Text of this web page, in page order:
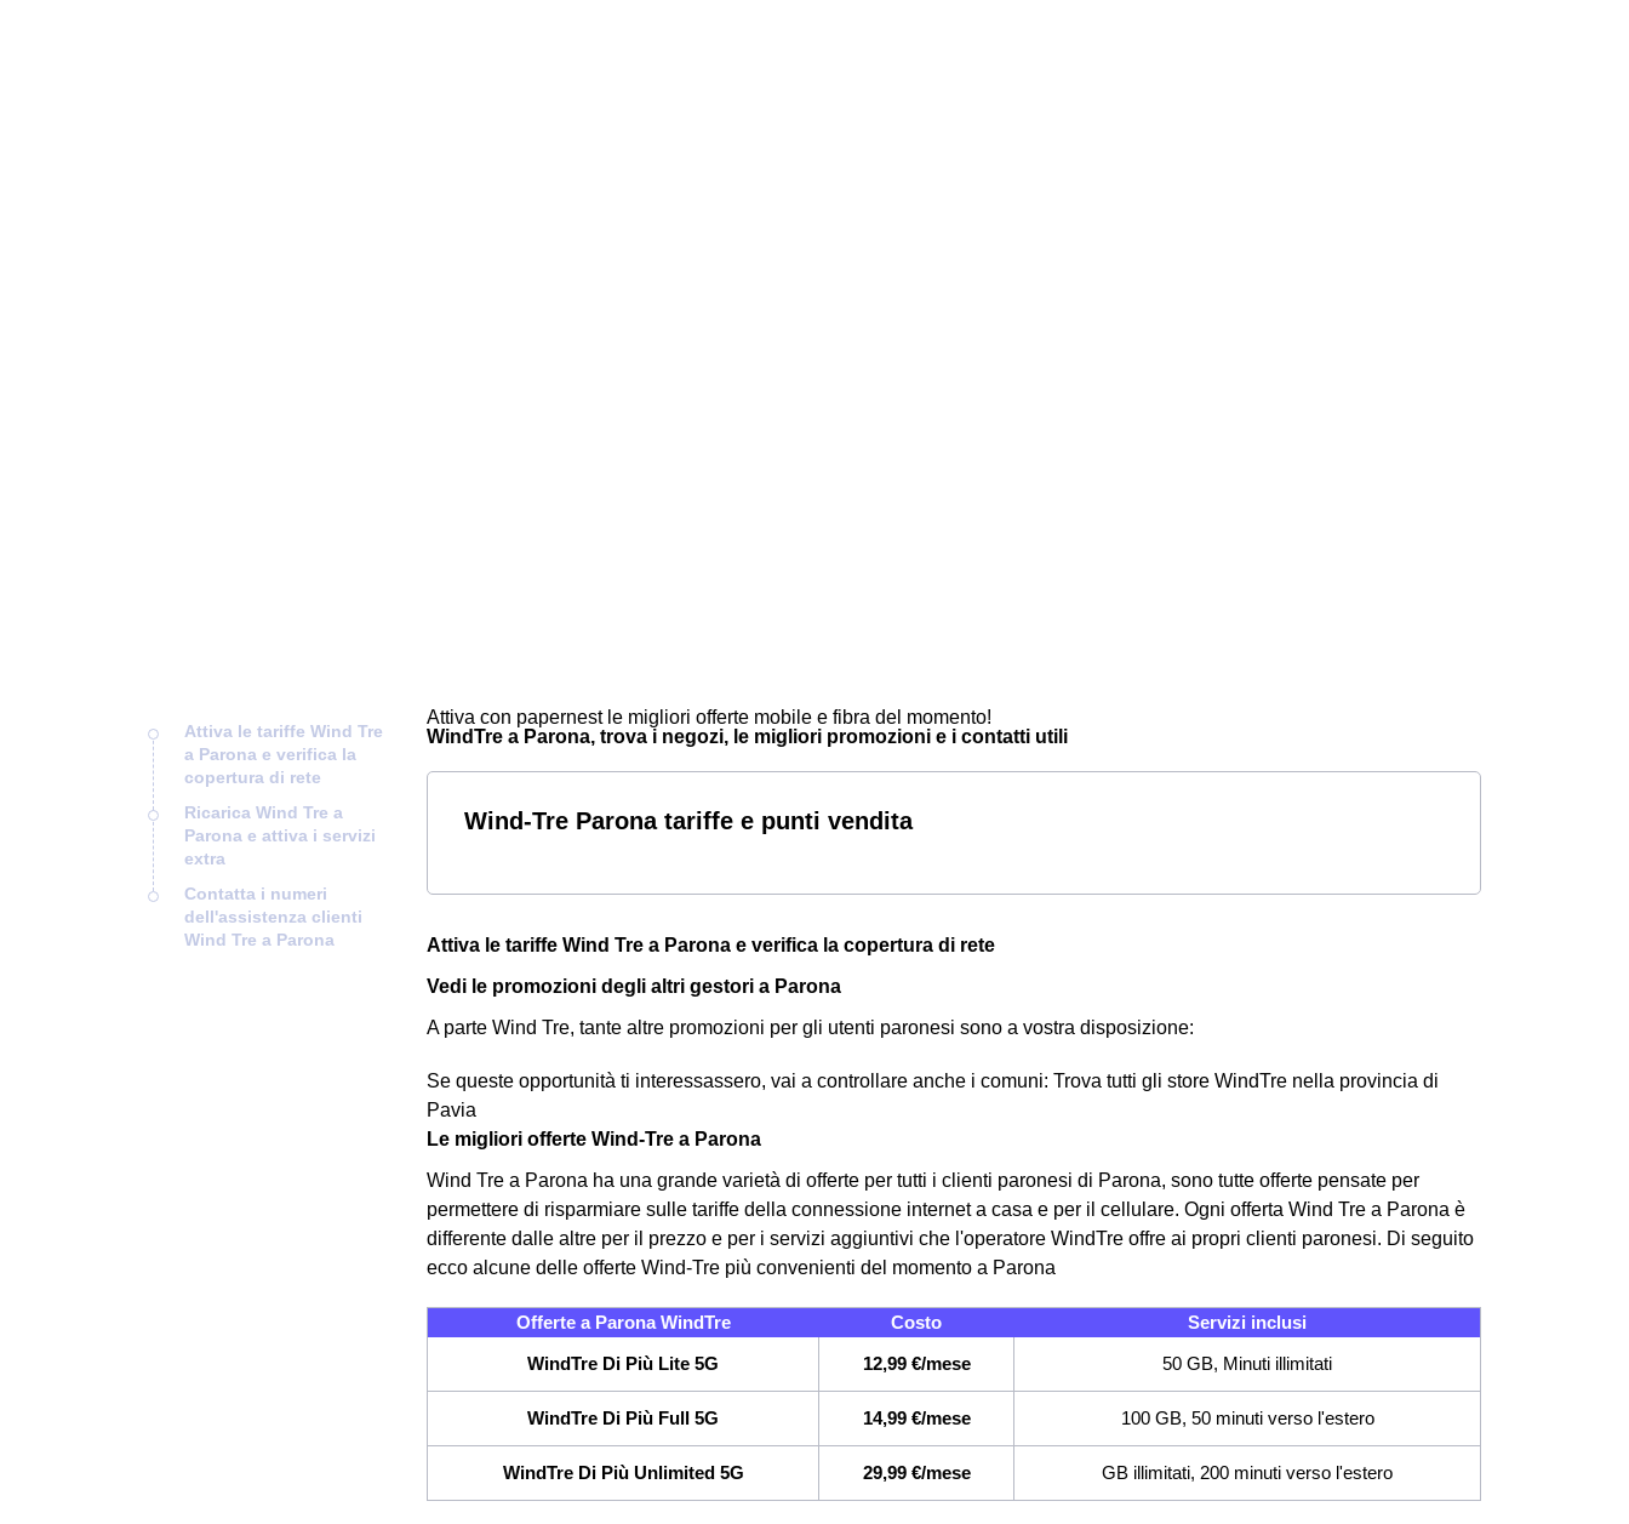
Attiva le tariffe Wind Tre
a Parona e verifica la
copertura di rete
Ricarica Wind Tre a
Parona e attiva i servizi
extra
Contatta i numeri
dell'assistenza clienti
Wind Tre a Parona
Attiva con papernest le migliori offerte mobile e fibra del momento!
WindTre a Parona, trova i negozi, le migliori promozioni e i contatti utili
Wind-Tre Parona tariffe e punti vendita
Attiva le tariffe Wind Tre a Parona e verifica la copertura di rete
Vedi le promozioni degli altri gestori a Parona
A parte Wind Tre, tante altre promozioni per gli utenti paronesi sono a vostra disposizione:
Se queste opportunità ti interessassero, vai a controllare anche i comuni: Trova tutti gli store WindTre nella provincia di
Pavia
Le migliori offerte Wind-Tre a Parona
Wind Tre a Parona ha una grande varietà di offerte per tutti i clienti paronesi di Parona, sono tutte offerte pensate per
permettere di risparmiare sulle tariffe della connessione internet a casa e per il cellulare. Ogni offerta Wind Tre a Parona è
differente dalle altre per il prezzo e per i servizi aggiuntivi che l'operatore WindTre offre ai propri clienti paronesi. Di seguito
ecco alcune delle offerte Wind-Tre più convenienti del momento a Parona
Offerte a Parona WindTre Costo
Servizi inclusi
WindTre Di Più Lite 5G
12,99 €/mese 50 GB, Minuti illimitati
WindTre Di Più Full 5G 14,99 €/mese 100 GB, 50 minuti verso l'estero
WindTre Di Più Unlimited 5G 29,99 €/mese GB illimitati, 200 minuti verso l'estero